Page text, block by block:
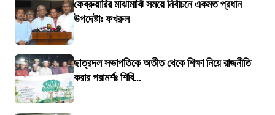
ফেব্রুয়ারির মাঝামাঝি সময়ে নির্বাচনে একমত প্রধান
উপদেষ্টাঃ ফখরুল
ছাত্রদল সভাপতিকে অতীত থেকে শিক্ষা নিয়ে রাজনীতি
করার পরামর্শঃ শিবি...